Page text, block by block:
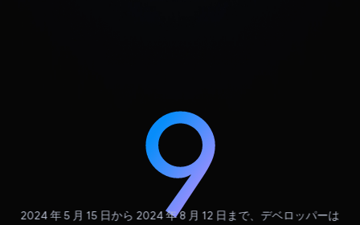
2024 年 5 月 15 日から 2024 年 8 月 12 日まで、デベロッパーは